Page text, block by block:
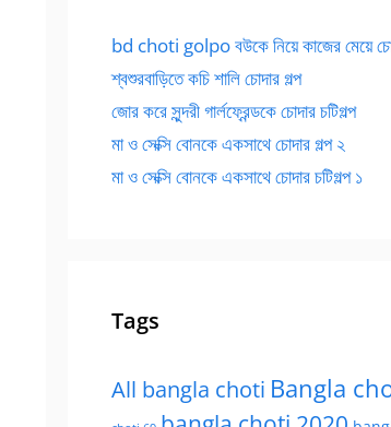
bd choti golpo বউকে নিয়ে কাজের মেয়ে
শ্বশুরবাড়িতে কচি শালি চোদার গল্প
জোর করে সুন্দরী গার্লফ্রেন্ডকে চোদার চটিগল্প
মা ও সেক্সি বোনকে একসাথে চোদার গল্প ২
মা ও সেক্সি বোনকে একসাথে চোদার চটিগল্প ১
Tags
All bangla choti Bangla